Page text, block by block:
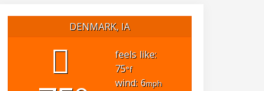
DENMARK, IA
feels like:
75°f
wind: 6mph